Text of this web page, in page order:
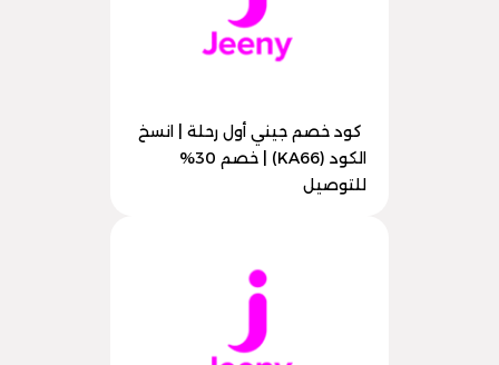
كود خصم جيني أول رحلة | انسخ
الكود (KA66) | خصم 30%
للتوصيل